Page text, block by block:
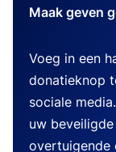
Maak geven
Voeg in een
donatieknop
sociale
uw
overtuigende